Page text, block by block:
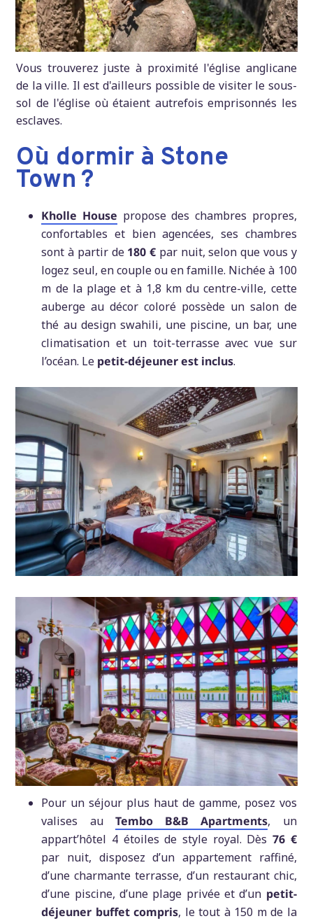
Vous trouverez juste à proximité l'église anglicane
de la ville. Il est d'ailleurs possible de visiter le sous-
sol de l'église où étaient autrefois emprisonnés les
esclaves.
Où dormir à Stone
Town ?
Kholle House propose des chambres propres,
confortables et bien agencées, ses chambres
sont à partir de180 € par nuit, selon que vous y
logez seul, en couple ou en famille. Nichée à 100
m de la plage et à 1,8 km du centre-ville, cette
auberge au décor coloré possède un salon de
thé au design swahili, une piscine, un bar, une
climatisation et un toit-terrasse avec vue sur
l’océan. Le petit-déjeuner est inclus.
Pour un séjour plus haut de gamme, posez vos
valises au Tembo B&B Apartments, un
appart’hôtel 4 étoiles de style royal. Dès 76 €
par nuit, disposez d’un appartement raffiné,
d’une charmante terrasse, d’un restaurant chic,
d’une piscine, d’une plage privée et d’un petit-
déjeuner buffet compris, le tout à 150 m de la